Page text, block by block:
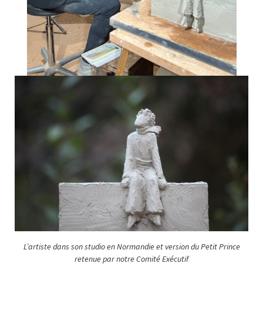
L’artiste dans son studio en Normandie et version du Petit Prince
retenue par notre Comité Exécutif